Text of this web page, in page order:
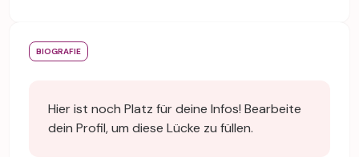
BIOGRAFIE
Hier ist noch Platz für deine Infos! Bearbeite
dein Profil, um diese Lücke zu füllen.